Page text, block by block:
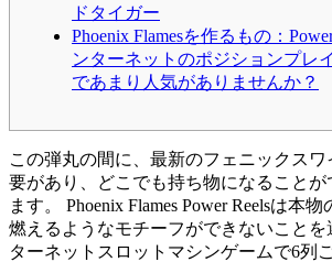
ドタイガー
Phoenix Flamesを作るもの：
ンターネットのポジションプレ
であまり人気がありませんか？
この弾丸の間に、最新のフェニックス
要があり、どこでも持ち物になることが
ます。 Phoenix Flames Power Reelsは本
燃えるようなモチーフができないこと
ターネットスロットマシンゲームで6列